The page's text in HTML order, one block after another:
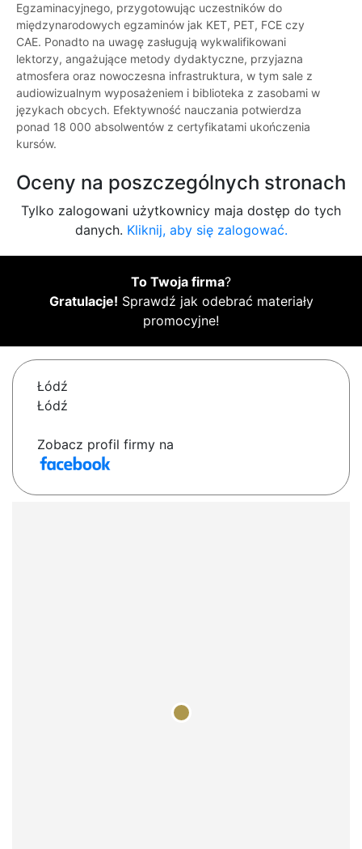
Egzaminacyjnego, przygotowując uczestników do
międzynarodowych egzaminów jak KET, PET, FCE czy
CAE. Ponadto na uwagę zasługują wykwalifikowani
lektorzy, angażujące metody dydaktyczne, przyjazna
atmosfera oraz nowoczesna infrastruktura, w tym sale z
audiowizualnym wyposażeniem i biblioteka z zasobami w
językach obcych. Efektywność nauczania potwierdza
ponad 18 000 absolwentów z certyfikatami ukończenia
kursów.
Oceny na poszczególnych stronach
Tylko zalogowani użytkownicy maja dostęp do tych
danych. Kliknij, aby się zalogować.
To Twoja firma?
Gratulacje! Sprawdź jak odebrać materiały
promocyjne!
Łódź
Łódź
Zobacz profil firmy na